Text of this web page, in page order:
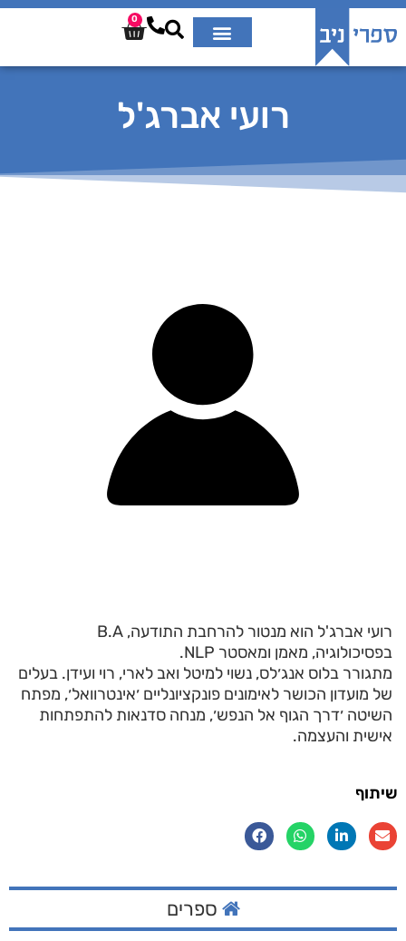
0
רועי אברג'ל
רועי אברג'ל הוא מנטור להרחבת התודעה, B.A
בפסיכולוגיה, מאמן ומאסטר NLP.
מתגורר בלוס אנג׳לס, נשוי למיטל ואב לארי, רוי ועידן. בעלים
של מועדון הכושר לאימונים פונקציונליים ׳אינטרוואל׳, מפתח
השיטה ׳דרך הגוף אל הנפש׳, מנחה סדנאות להתפתחות
אישית והעצמה.
שיתוף
ספרים